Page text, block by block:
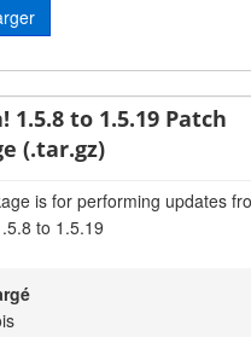
1.5.8 to 1.5.19 Patch
(.tar.gz)
is for performing updates
to 1.5.19